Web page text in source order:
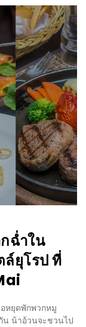
ฉ่ำใน
ยุโรป ที่
หยุดพักพวกหมู
น น้าอ้วนจะชวนไป